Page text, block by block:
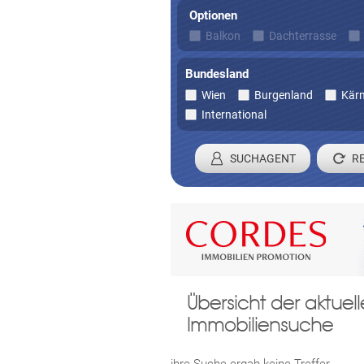
Optionen
Balkon Dachterrasse
Bundesland
Wien Burgenland
International
SUCHAGENT
Registrieren
Damit wir ihre Anfrage
Übersicht der
Immobiliensuche